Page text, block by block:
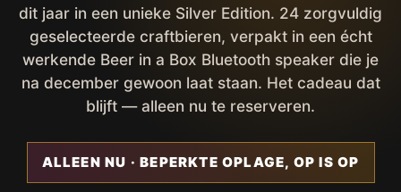
dit jaar in een unieke Silver Edition. 24 zorgvuldig
geselecteerde craftbieren, verpakt in een écht
werkende Beer in a Box Bluetooth speaker die je
na december gewoon laat staan. Het cadeau dat
blijft — alleen nu te reserveren.
ALLEEN NU · BEPERKTE OPLAGE, OP IS OP